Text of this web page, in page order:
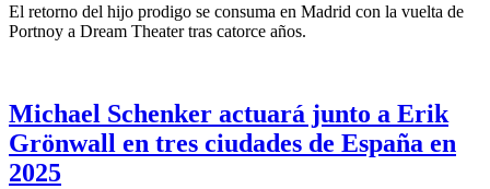
El retorno del hijo prodigo se consuma en Madrid con la vuelta de
Portnoy a Dream Theater tras catorce años.
Michael Schenker actuará junto a Erik
Grönwall en tres ciudades de España en
2025